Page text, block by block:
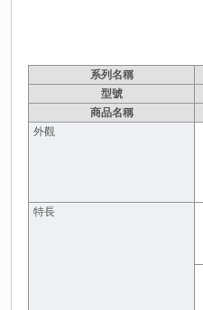
系列名稱
型號
商品名稱
外觀
特長